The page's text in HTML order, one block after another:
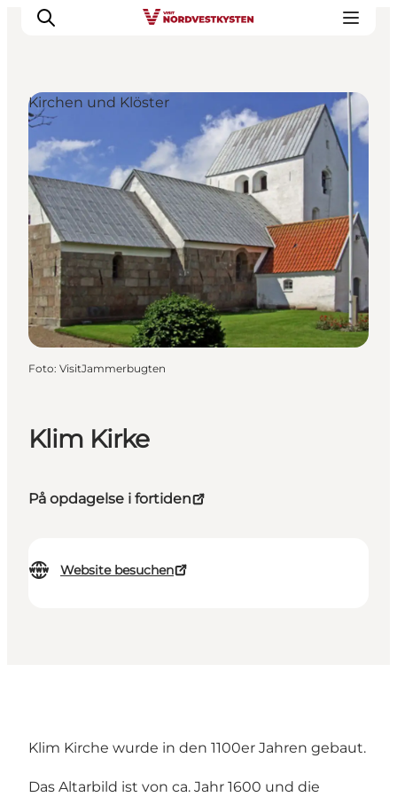
Urlaubsorte
Inspiration
Events
Unterkunft
Mach deine Urlaubsplanung
Klim Kirke
På opdagelse i fortiden
Website besuchen
Kirchen und Klöster
Foto: VisitJammerbugten
Klim Kirche wurde in den 1100er Jahren gebaut.
Das Altarbild ist von ca. Jahr 1600 und die